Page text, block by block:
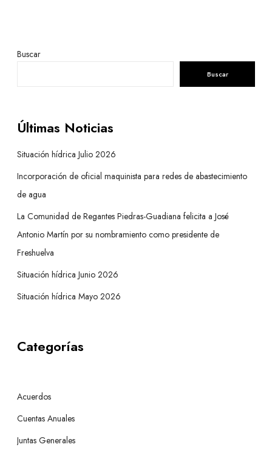
Buscar
Buscar
Últimas Noticias
Situación hídrica Julio 2026
Incorporación de oficial maquinista para redes de abastecimiento
de agua
La Comunidad de Regantes Piedras-Guadiana felicita a José
Antonio Martín por su nombramiento como presidente de
Freshuelva
Situación hídrica Junio 2026
Situación hídrica Mayo 2026
Categorías
Acuerdos
Cuentas Anuales
Juntas Generales